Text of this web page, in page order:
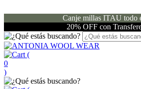
Canje millas ITAU todo
20% OFF con
(
0
)